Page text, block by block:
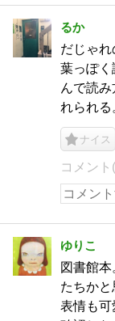
るか
だじゃ
葉っぽく
んで読
れられる
ナイス
コメント
ゆりこ
図書館
たちかと
表情も可